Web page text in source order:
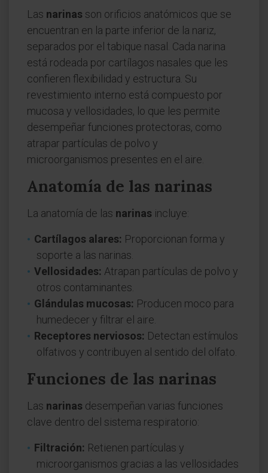
Las narinas son orificios anatómicos que se
encuentran en la parte inferior de la nariz,
separados por el tabique nasal. Cada narina
está rodeada por cartílagos nasales que les
confieren flexibilidad y estructura. Su
revestimiento interno está compuesto por
mucosa y vellosidades, lo que les permite
desempeñar funciones protectoras, como
atrapar partículas de polvo y
microorganismos presentes en el aire.
Anatomía de las narinas
La anatomía de las narinas incluye:
Cartílagos alares: Proporcionan forma y
soporte a las narinas.
Vellosidades: Atrapan partículas de polvo y
otros contaminantes.
Glándulas mucosas: Producen moco para
humedecer y filtrar el aire.
Receptores nerviosos: Detectan estímulos
olfativos y contribuyen al sentido del olfato.
Funciones de las narinas
Las narinas desempeñan varias funciones
clave dentro del sistema respiratorio:
Filtración: Retienen partículas y
microorganismos gracias a las vellosidades